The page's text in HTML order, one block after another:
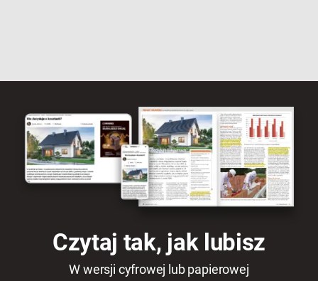
Czytaj tak, jak lubisz
W wersji cyfrowej lub papierowej